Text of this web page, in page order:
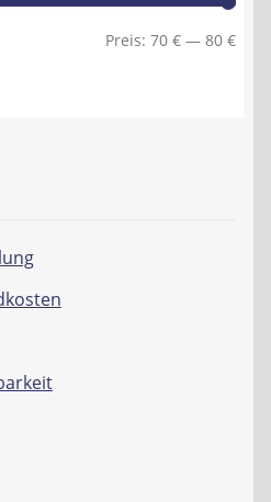
Min.
Max.
Preis: 70 € — 80 €